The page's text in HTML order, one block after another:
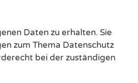
Daten zu erhalten. Sie
zum Thema Datenschutz
bei der zuständigen